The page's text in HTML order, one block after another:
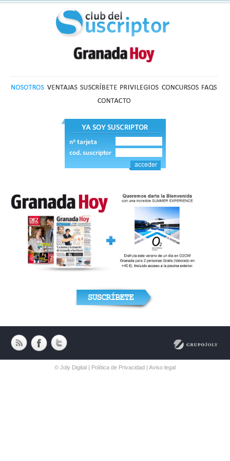
© Joly Digital | Política de Privacidad | Aviso legal